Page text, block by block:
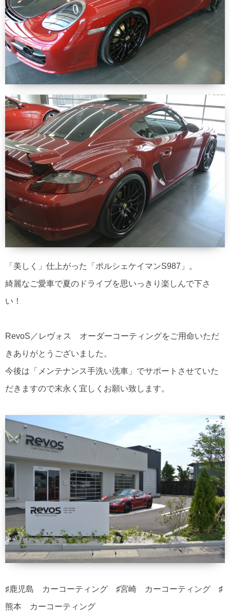
「美しく」仕上がった「ポルシェケイマンS987」。
綺麗なご愛車で夏のドライブを思いっきり楽しんで下さ
い！
RevoS／レヴォス オーダーコーティングをご用命いただ
きありがとうございました。
今後は「メンテナンス手洗い洗車」でサポートさせていた
だきますので末永く宜しくお願い致します。
♯鹿児島 カーコーティング ♯宮崎 カーコーティング ♯
熊本 カーコーティング